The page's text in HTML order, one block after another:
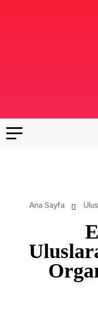
Ana Sayfa